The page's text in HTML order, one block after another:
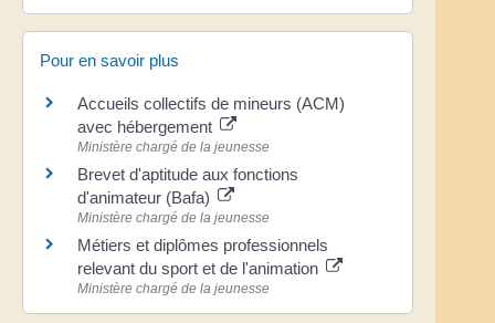
Pour en savoir plus
Accueils collectifs de mineurs (ACM)
avec hébergement
Ministère chargé de la jeunesse
Brevet d'aptitude aux fonctions
d'animateur (Bafa)
Ministère chargé de la jeunesse
Métiers et diplômes professionnels
relevant du sport et de l'animation
Ministère chargé de la jeunesse